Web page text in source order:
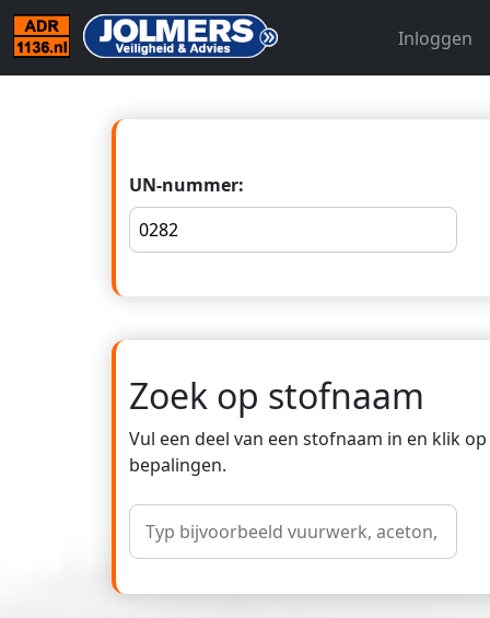
Inloggen
UN-nummer:
Zoek op stofnaam
Vul een deel van een stofnaam in en klik
bepalingen.